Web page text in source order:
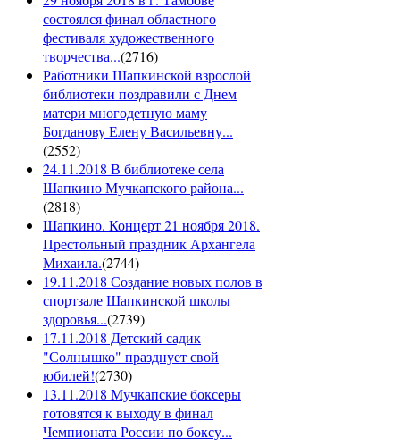
состоялся финал областного
фестиваля художественного
творчества...(2716)
Работники Шапкинской взрослой
библиотеки поздравили с Днем
матери многодетную маму
Богданову Елену Васильевну...
(2552)
24.11.2018 В библиотеке села
Шапкино Мучкапского района...
(2818)
Шапкино. Концерт 21 ноября 2018.
Престольный праздник Архангела
Михаила.(2744)
19.11.2018 Создание новых полов в
спортзале Шапкинской школы
здоровья...(2739)
17.11.2018 Детский садик
"Солнышко" празднует свой
юбилей!(2730)
13.11.2018 Мучкапские боксеры
готовятся к выходу в финал
Чемпионата России по боксу...